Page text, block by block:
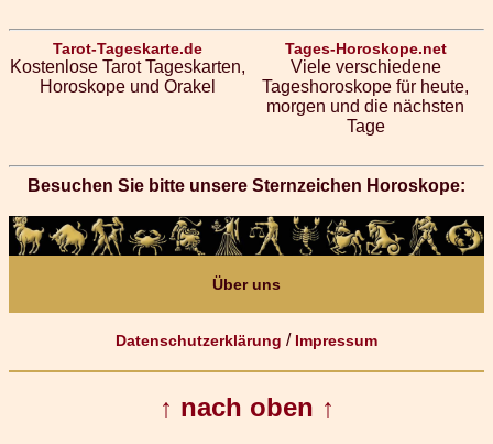
Tarot-Tageskarte.de
Kostenlose Tarot Tageskarten,
Horoskope und Orakel
Tages-Horoskope.net
Viele verschiedene
Tageshoroskope für heute,
morgen und die nächsten
Tage
Besuchen Sie bitte unsere Sternzeichen Horoskope:
Über uns
Datenschutzerklärung / Impressum
↑ nach oben ↑